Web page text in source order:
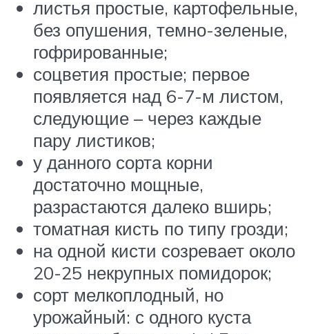
листья простые, картофельные,
без опушения, темно-зеленые,
гофрированные;
соцветия простые; первое
появляется над 6-7-м листом,
следующие – через каждые
пару листиков;
у данного сорта корни
достаточно мощные,
разрастаются далеко вширь;
томатная кисть по типу грозди;
на одной кисти созревает около
20-25 некрупных помидорок;
сорт мелкоплодный, но
урожайный: с одного куста